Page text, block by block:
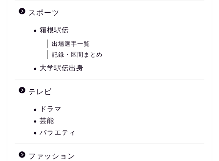
スポーツ
箱根駅伝
出場選手一覧
記録・区間まとめ
大学駅伝出身
テレビ
ドラマ
芸能
バラエティ
ファッション